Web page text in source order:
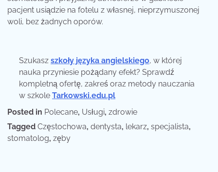
pacjent usiądzie na fotelu z własnej, nieprzymuszonej
woli, bez żadnych oporów.
Szukasz szkoły języka angielskiego, w której
nauka przyniesie pożądany efekt? Sprawdź
kompletną ofertę, zakreś oraz metody nauczania
w szkole Tarkowski.edu.pl
Posted in Polecane, Usługi, zdrowie
Tagged Częstochowa, dentysta, lekarz, specjalista,
stomatolog, zęby